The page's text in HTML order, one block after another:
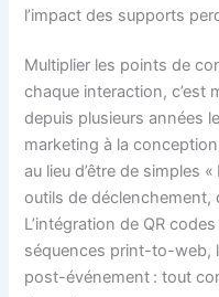
l’impact des supports
Multiplier les points de
chaque interaction, c’est
depuis plusieurs années
marketing à la
au lieu d’être de simples
outils de déclenchement,
L’intégration de QR
séquences print-to-web,
post-événement : tout